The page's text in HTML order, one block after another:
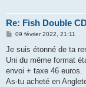
Re: Fish Double
M
s
a
g
09 février 2022, 21:11
Je suis étonné de ta
Uni du même format
envoi + taxe 46 euros.
As-tu acheté en